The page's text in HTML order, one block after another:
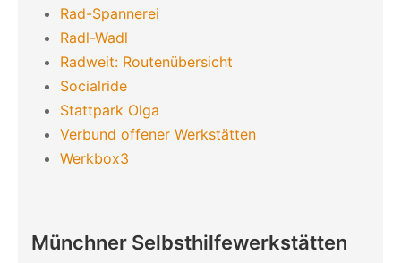
Rad-Spannerei
Radl-Wadl
Radweit: Routenübersicht
Socialride
Stattpark Olga
Verbund offener Werkstätten
Werkbox3
Münchner Selbsthilfewerkstätten